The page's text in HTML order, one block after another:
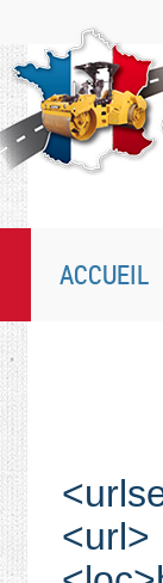
ACCUEIL
<url>